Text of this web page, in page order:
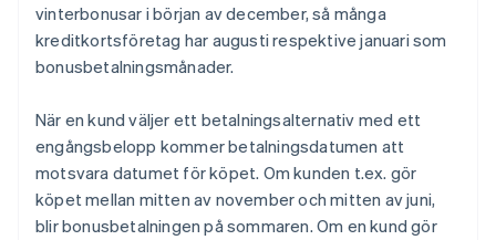
vinterbonusar i början av december, så många
kreditkortsföretag har augusti respektive januari som
bonusbetalningsmånader.
När en kund väljer ett betalningsalternativ med ett
engångsbelopp kommer betalningsdatumen att
motsvara datumet för köpet. Om kunden t.ex. gör
köpet mellan mitten av november och mitten av juni,
blir bonusbetalningen på sommaren. Om en kund gör